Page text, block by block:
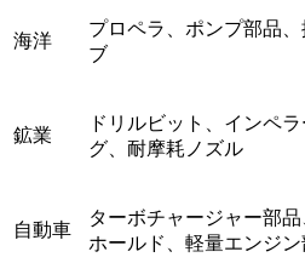
海洋
プロペラ、ポンプ部品
ブ
鉱業
ドリルビット、インペ
グ、耐摩耗ノズル
自動車
ターボチャージャー部
ホールド、軽量エンジン